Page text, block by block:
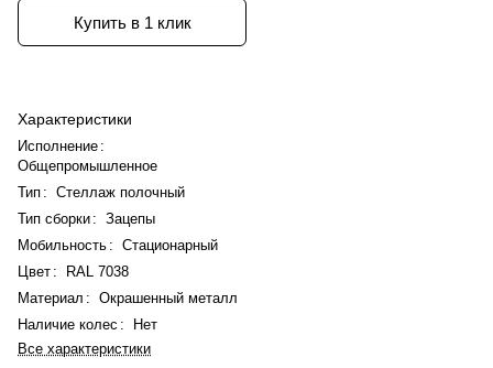
Купить в 1 клик
Характеристики
Исполнение :
Общепромышленное
Тип : Стеллаж полочный
Тип сборки: Зацепы
Мобильность : Стационарный
Цвет :
RAL 7038
Материал : Окрашенный металл
Наличие колес :
Нет
Все характеристики